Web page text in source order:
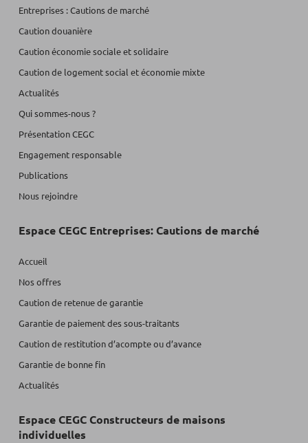
Entreprises : Cautions de marché
Caution douanière
Caution économie sociale et solidaire
Caution de logement social et économie mixte
Actualités
Qui sommes-nous ?
Présentation CEGC
Engagement responsable
Publications
Nous rejoindre
Espace CEGC Entreprises: Cautions de marché
Accueil
Nos offres
Caution de retenue de garantie
Garantie de paiement des sous-traitants
Caution de restitution d’acompte ou d’avance
Garantie de bonne fin
Actualités
Espace CEGC Constructeurs de maisons
individuelles